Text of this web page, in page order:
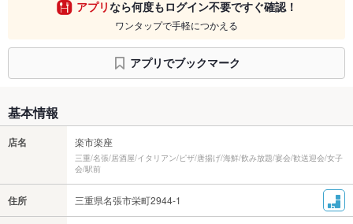
アプリなら何度もログイン不要ですぐ確認！
ワンタップで手軽につかえる
アプリでブックマーク
基本情報
店名 楽市楽座
三重/名張/居酒屋/イタリアン/ピザ/唐揚げ/海鮮/飲み放題/宴会/歓送迎会/女子
会/駅前
住所 三重県名張市栄町2944-1